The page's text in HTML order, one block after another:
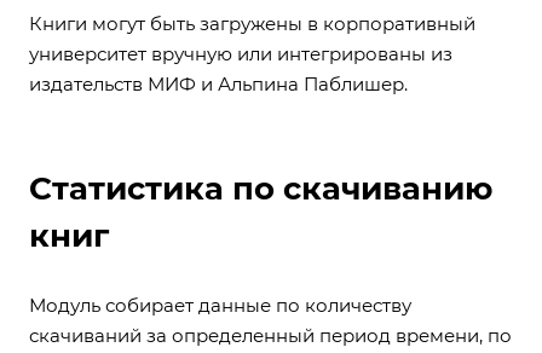
Книги могут быть загружены в корпоративный
университет вручную или интегрированы из
издательств МИФ и Альпина Паблишер.
Статистика по скачиванию
книг
Модуль собирает данные по количеству
скачиваний за определенный период времени, по